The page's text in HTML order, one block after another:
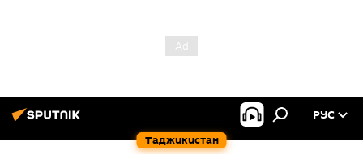
Таджикистан
РУС